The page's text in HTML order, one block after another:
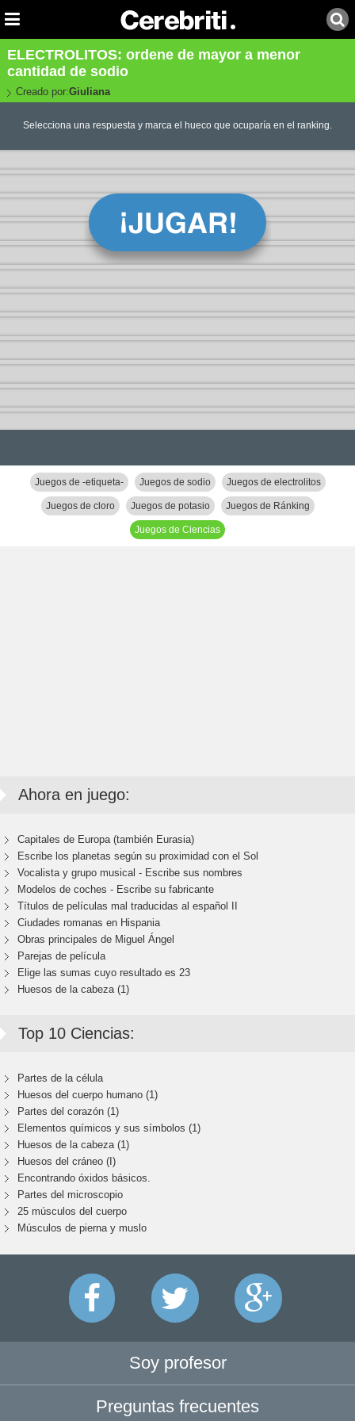
ELECTROLITOS: ordene de mayor a menor
cantidad de sodio
Creado por:Giuliana
Selecciona una respuesta y marca el hueco que ocuparía en el ranking.
Juegos de -etiqueta- Juegos de sodio Juegos de electrolitos
Juegos de cloro Juegos de potasio Juegos de Ránking
Juegos de Ciencias
Ahora en juego:
Capitales de Europa (también Eurasia)
Escribe los planetas según su proximidad con el Sol
Vocalista y grupo musical - Escribe sus nombres
Modelos de coches - Escribe su fabricante
Títulos de películas mal traducidas al español II
Ciudades romanas en Hispania
Obras principales de Miguel Ángel
Parejas de película
Elige las sumas cuyo resultado es 23
Huesos de la cabeza (1)
Top 10 Ciencias:
Partes de la célula
Huesos del cuerpo humano (1)
Partes del corazón (1)
Elementos químicos y sus símbolos (1)
Huesos de la cabeza (1)
Huesos del cráneo (I)
Encontrando óxidos básicos.
Partes del microscopio
25 músculos del cuerpo
Músculos de pierna y muslo
Soy profesor
Preguntas frecuentes